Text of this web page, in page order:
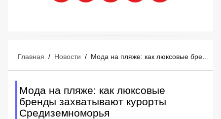
Главная / Новости /
Мода на пляже: как люксовые
бренды захватывают курорты
Средиземноморья